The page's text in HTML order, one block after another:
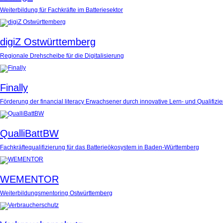
Weiterbildung für Fachkräfte im Batteriesektor
digiZ Ostwürttemberg
Regionale Drehscheibe für die Digitalisierung
Finally
Förderung der financial literacy Erwachsener durch innovative Lern- und
QualliBattBW
Fachkräftequalifizierung für das Batterieökosystem in Baden-Württemberg
WEMENTOR
Weiterbildungsmentoring Ostwürttemberg